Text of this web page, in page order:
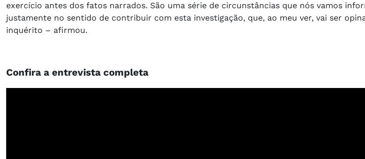
exercício antes dos fatos narrados. São uma série de circunstâncias que nós vamos
justamente no sentido de contribuir com esta investigação, que, ao meu ver, vai ser
inquérito – afirmou.
Confira a entrevista completa